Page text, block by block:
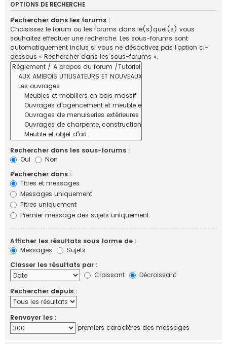
OPTIONS DE RECHERCHE
Rechercher dans les forums :
Choisissez le forum ou les forums dans le(s)quel(s) vous
souhaitez effectuer une recherche. Les sous-forums sont
automatiquement inclus si vous ne désactivez pas l’option ci-
dessous « Rechercher dans les sous-forums ».
Rechercher dans les sous-forums :
Oui
Non
Rechercher dans :
Titres et messages
Messages uniquement
Titres uniquement
Premier message des sujets uniquement
Afficher les résultats sous forme de :
Messages
Sujets
Classer les résultats par :
Croissant
Décroissant
Rechercher depuis :
Renvoyer les :
premiers caractères des messages